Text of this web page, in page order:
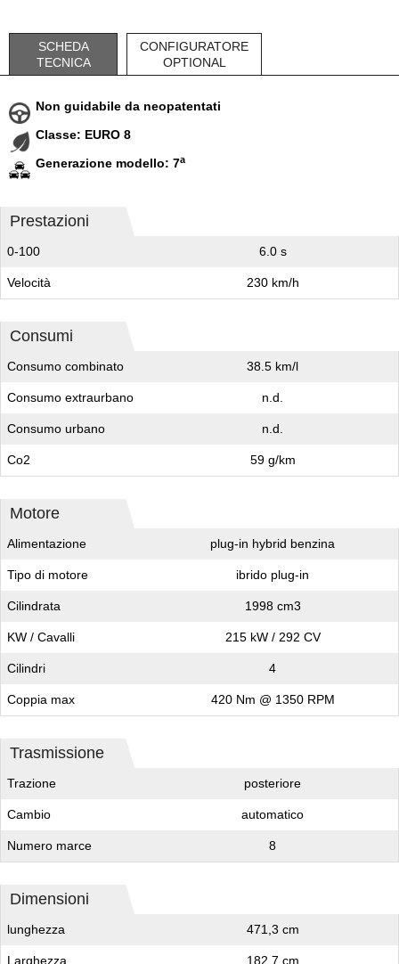
SCHEDA
TECNICA
CONFIGURATORE
OPTIONAL
Non guidabile da neopatentati
Classe: EURO 8
Generazione modello: 7a
Prestazioni
0-100 6.0 s
Velocità 230 km/h
Consumi
Consumo combinato 38.5 km/l
Consumo extraurbano n.d.
Consumo urbano n.d.
Co2 59 g/km
Motore
Alimentazione plug-in hybrid benzina
Tipo di motore ibrido plug-in
Cilindrata 1998 cm3
KW / Cavalli 215 kW / 292 CV
Cilindri 4
Coppia max 420 Nm @ 1350 RPM
Trasmissione
Trazione posteriore
Cambio automatico
Numero marce 8
Dimensioni
lunghezza 471,3 cm
Larghezza 182,7 cm